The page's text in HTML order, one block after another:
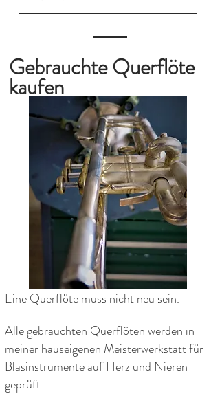
GebrauchteQuerflöte
kaufen
Eine Querflöte muss nicht neu sein.
Alle gebrauchten Querflöten werden in
meiner hauseigenen Meisterwerkstatt für
Blasinstrumente auf Herz und Nieren
geprüft.